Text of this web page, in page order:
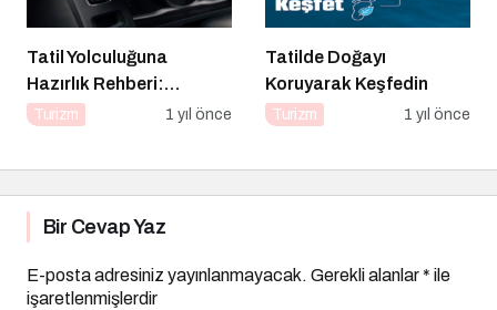
Tatil Yolculuğuna
Hazırlık Rehberi:
Aracınız İçin Almanız
Turizm 1 yıl önce
Tatilde Doğayı
Koruyarak Keşfedin
Turizm 1 yıl önce
Bir Cevap Yaz
E-posta adresiniz yayınlanmayacak. Gerekli alanlar* ile
işaretlenmişlerdir